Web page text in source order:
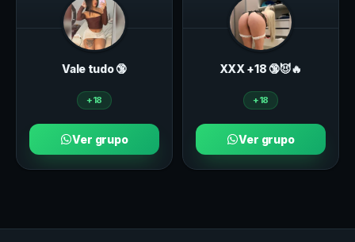
Vale tudo 🔞
+18
Ver grupo
ХXХ +18 🔞😈🔥
+18
Ver grupo